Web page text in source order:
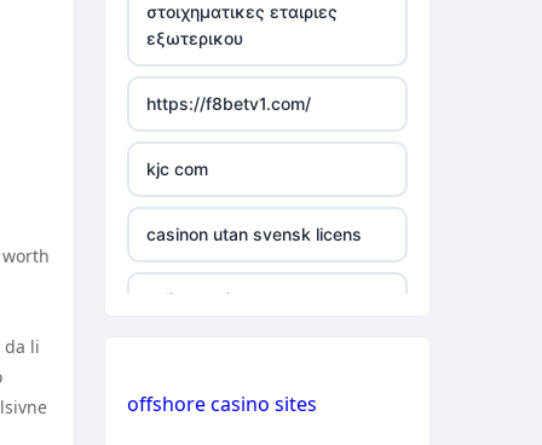
da li
casino not on gamstop
casino not on gamstop
casino not on gamstop
casino not on gamstop
στοιχηματικες εταιριες
εξωτερικου
https://f8betv1.com/
kjc com
casinon utan svensk licens
online casinos
offshore casino sites